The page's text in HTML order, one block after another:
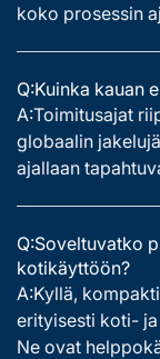
koko prosessin
Q:Kuinka kauan
A:Toimitusajat
globaalin
ajallaan
Q:Soveltuvatko
kotikäyttöön?
A:Kyllä,
erityisesti koti-
Ne ovat